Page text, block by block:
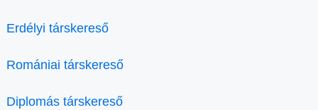
Erdélyi társkereső
Romániai társkereső
Diplomás társkereső